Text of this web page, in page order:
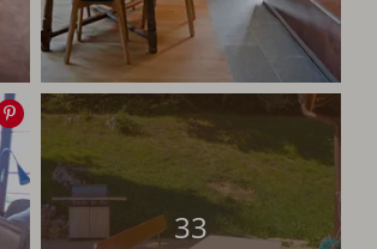
Speichern
33